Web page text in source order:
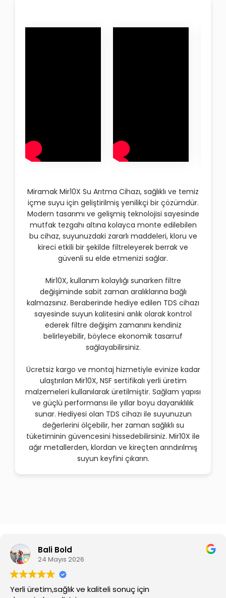
Miramak Mir10X Su Arıtma Cihazı, sağlıklı ve temiz
içme suyu için geliştirilmiş yenilikçi bir çözümdür.
Modern tasarımı ve gelişmiş teknolojisi sayesinde
mutfak tezgahı altına kolayca monte edilebilen
bu cihaz, suyunuzdaki zararlı maddeleri, kloru ve
kireci etkili bir şekilde filtreleyerek berrak ve
güvenli su elde etmenizi sağlar.
Mir10X, kullanım kolaylığı sunarken filtre
değişiminde sabit zaman aralıklarına bağlı
kalmazsınız. Beraberinde hediye edilen TDS cihazı
sayesinde suyun kalitesini anlık olarak kontrol
ederek filtre değişim zamanını kendiniz
belirleyebilir, böylece ekonomik tasarruf
sağlayabilirsiniz.
Ücretsiz kargo ve montaj hizmetiyle evinize kadar
ulaştırılan Mir10X, NSF sertifikalı yerli üretim
malzemeleri kullanılarak üretilmiştir. Sağlam yapısı
ve güçlü performansı ile yıllar boyu dayanıklılık
sunar. Hediyesi olan TDS cihazı ile suyunuzun
değerlerini ölçebilir, her zaman sağlıklı su
tüketiminin güvencesini hissedebilirsiniz. Mir10X ile
ağır metallerden, klordan ve kireçten arındırılmış
suyun keyfini çıkarın.